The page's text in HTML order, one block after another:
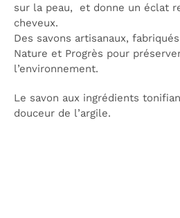
sur la peau, et donne un éclat
cheveux.
Des savons artisanaux,
Nature et Progrès pour
l’environnement.
Le savon aux ingrédients
douceur de l’argile.